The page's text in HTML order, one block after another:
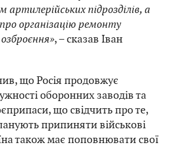
артилерійських підрозділів, а
організацію ремонту
, – сказав Іван
що Росія продовжує
оборонних заводів та
що свідчить про те,
припиняти військові
також має поповнювати свої